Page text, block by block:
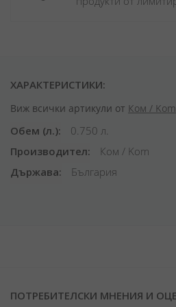
ХАРАКТЕРИСТИКИ:
Виж всички артикули от Ком / Kom
Обем (л.)
0.750 л.
Производител
Ком / Kom
Държава
България
ПОТРЕБИТЕЛСКИ МНЕНИЯ И